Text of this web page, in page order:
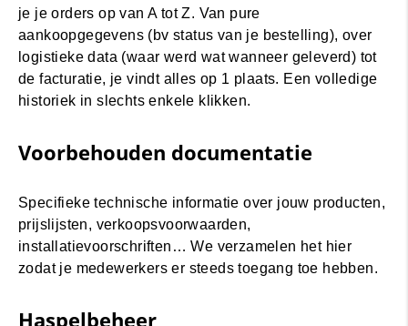
je je orders op van A tot Z. Van pure
aankoopgegevens (bv status van je bestelling), over
logistieke data (waar werd wat wanneer geleverd) tot
de facturatie, je vindt alles op 1 plaats. Een volledige
historiek in slechts enkele klikken.
Voorbehouden documentatie
Specifieke technische informatie over jouw producten,
prijslijsten, verkoopsvoorwaarden,
installatievoorschriften… We verzamelen het hier
zodat je medewerkers er steeds toegang toe hebben.
Haspelbeheer